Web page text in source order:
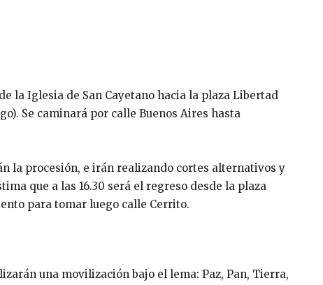
la Iglesia de San Cayetano hacia la plaza Libertad
Se caminará por calle Buenos Aires hasta
la procesión, e irán realizando cortes alternativos y
que a las 16.30 será el regreso desde la plaza
para tomar luego calle Cerrito.
una movilización bajo el lema: Paz, Pan, Tierra,